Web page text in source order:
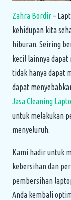
Zahra Bordir–
kehidupan kita
hiburan. Seiring
kecil lainnya
tidak hanya dapat
dapat
Jasa Cleaning
untuk melakukan
menyeluruh.
Kami hadir untuk
kebersihan dan
pembersihan
Anda kembali